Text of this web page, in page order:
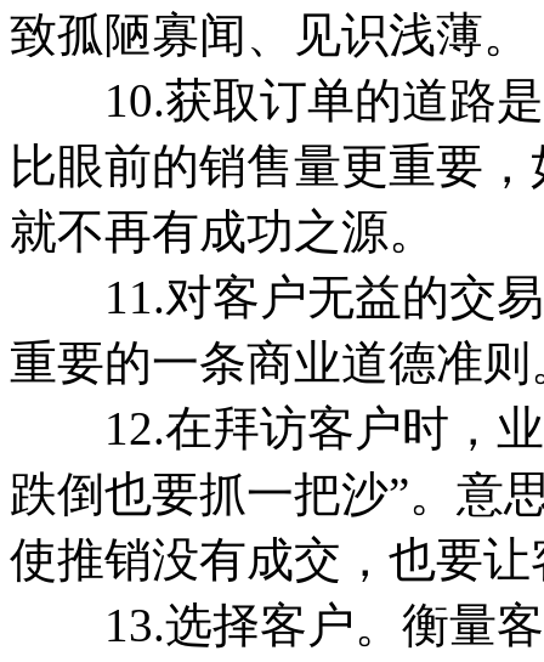
致孤陋寡闻、见识浅薄。
10.获取订单的道路是
比眼前的销售量更重要
就不再有成功之源。
11.对客户无益的交易
重要的一条商业道德准则
12.在拜访客户时，业
跌倒也要抓一把沙”。意
使推销没有成交，也要
13.选择客户。衡量客